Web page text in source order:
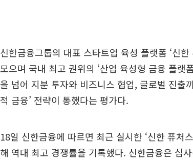
신한금융그룹의 대표 스타트업 육성 플랫폼 ‘신
모으며 국내 최고 권위의 ‘산업 육성형 금융 플랫
을 넘어 지분 투자와 비즈니스 협업, 글로벌 진출
적 금융’ 전략이 통했다는 평가다.
18일 신한금융에 따르면 최근 실시한 ‘신한 퓨처
해 역대 최고 경쟁률을 기록했다. 신한금융은 심